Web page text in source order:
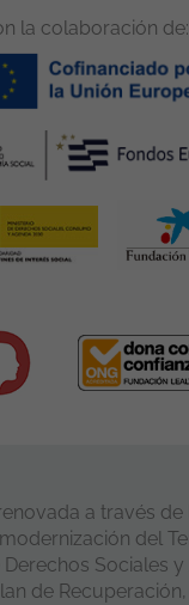
la colaboración de:
a través
del
Sociales
de